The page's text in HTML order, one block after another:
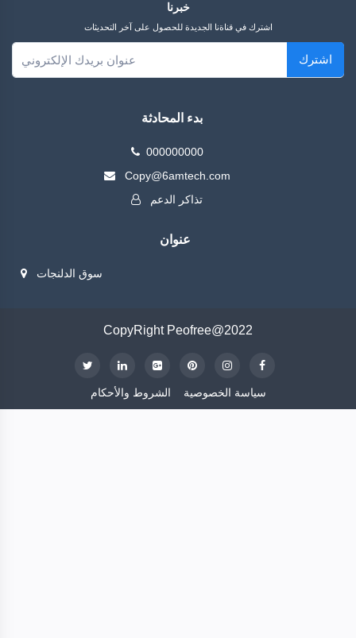
خبرنا
اشترك في قناةنا الجديدة للحصول على آخر التحديثات
اشترك
بدء المحادثة
000000000
Copy@6amtech.com
تذاكر الدعم
عنوان
سوق الدلنجات
CopyRight Peofree@2022
الشروط والأحكام سياسة الخصوصية